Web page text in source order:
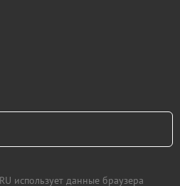
использует данные браузера